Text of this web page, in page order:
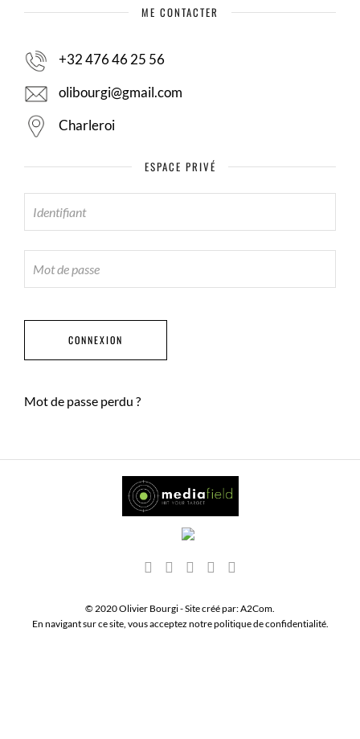
ME CONTACTER
+32 476 46 25 56
olibourgi@gmail.com
Charleroi
ESPACE PRIVÉ
Mot de passe perdu ?
© 2020 Olivier Bourgi - Site créé par:A2Com.
En navigant sur ce site, vous acceptez notrepolitique de confidentialité.